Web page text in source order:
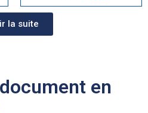
la suite
en